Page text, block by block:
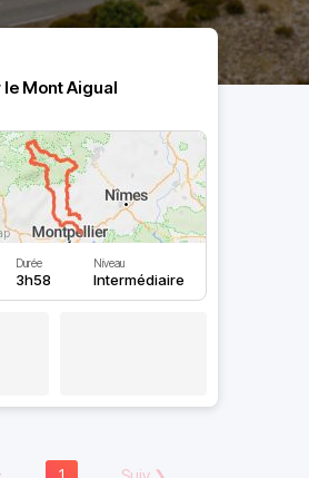
le Mont Aigual
Durée
3h58
Niveau
Intermédiaire